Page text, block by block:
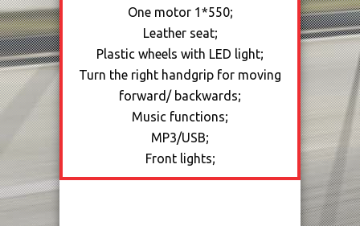
One motor 1*550;
Leather seat;
Plastic wheels with LED light;
Turn the right handgrip for moving
forward/ backwards;
Music functions;
MP3/USB;
Front lights;